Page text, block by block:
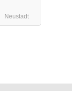
Neustadt